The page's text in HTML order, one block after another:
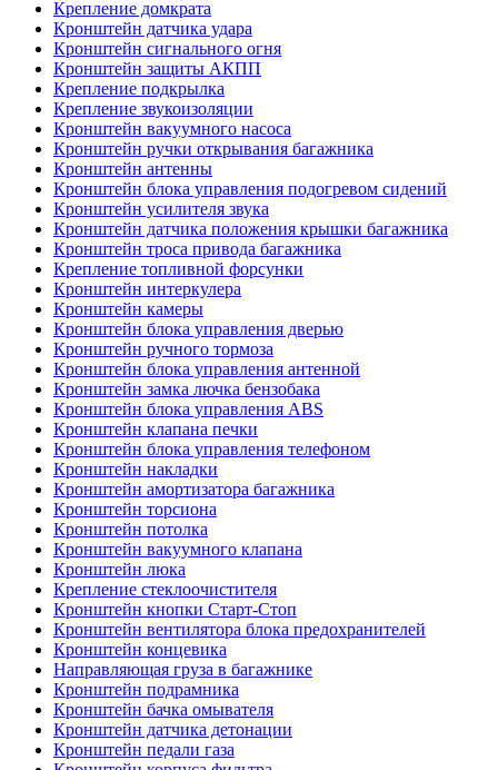
Крепление домкрата
Кронштейн датчика удара
Кронштейн сигнального огня
Кронштейн защиты АКПП
Крепление подкрылка
Крепление звукоизоляции
Кронштейн вакуумного насоса
Кронштейн ручки открывания багажника
Кронштейн антенны
Кронштейн блока управления подогревом сидений
Кронштейн усилителя звука
Кронштейн датчика положения крышки багажника
Кронштейн троса привода багажника
Крепление топливной форсунки
Кронштейн интеркулера
Кронштейн камеры
Кронштейн блока управления дверью
Кронштейн ручного тормоза
Кронштейн блока управления антенной
Кронштейн замка лючка бензобака
Кронштейн блока управления ABS
Кронштейн клапана печки
Кронштейн блока управления телефоном
Кронштейн накладки
Кронштейн амортизатора багажника
Кронштейн торсиона
Кронштейн потолка
Кронштейн вакуумного клапана
Кронштейн люка
Крепление стеклоочистителя
Кронштейн кнопки Старт-Стоп
Кронштейн вентилятора блока предохранителей
Кронштейн концевика
Направляющая груза в багажнике
Кронштейн подрамника
Кронштейн бачка омывателя
Кронштейн датчика детонации
Кронштейн педали газа